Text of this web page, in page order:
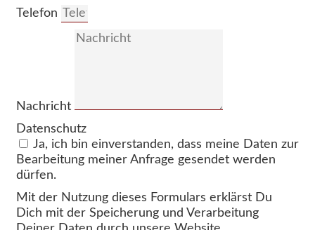
Telefon
Nachricht
Datenschutz
Ja, ich bin einverstanden, dass meine Daten zur
Bearbeitung meiner Anfrage gesendet werden
dürfen.
Mit der Nutzung dieses Formulars erklärst Du
Dich mit der Speicherung und Verarbeitung